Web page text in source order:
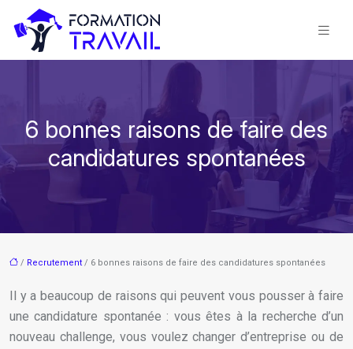
6 bonnes raisons de faire des
candidatures spontanées
/ Recrutement / 6 bonnes raisons de faire des candidatures spontanées
Il y a beaucoup de raisons qui peuvent vous pousser à faire
une candidature spontanée : vous êtes à la recherche d’un
nouveau challenge, vous voulez changer d’entreprise ou de